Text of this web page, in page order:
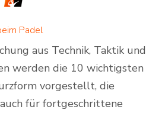
Padel
aus Technik, Taktik und
werden die 10 wichtigsten
vorgestellt, die
für fortgeschrittene